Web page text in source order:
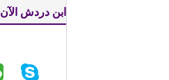
ابن دردش الآن